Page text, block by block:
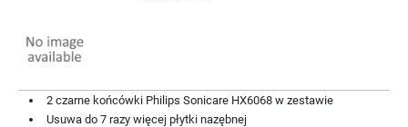
2 czarne końcówki Philips Sonicare HX6068 w zestawie
Usuwa do 7 razy więcej płytki nazębnej